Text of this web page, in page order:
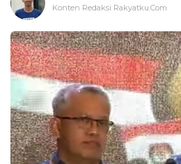
Konten Redaksi Rakyatku.Com